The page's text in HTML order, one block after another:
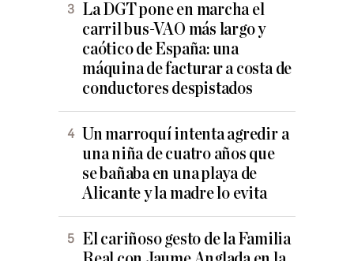
La DGT pone en marcha el
carril bus-VAO más largo y
caótico de España: una
máquina de facturar a costa de
conductores despistados
Un marroquí intenta agredir a
una niña de cuatro años que
se bañaba en una playa de
Alicante y la madre lo evita
El cariñoso gesto de la Familia